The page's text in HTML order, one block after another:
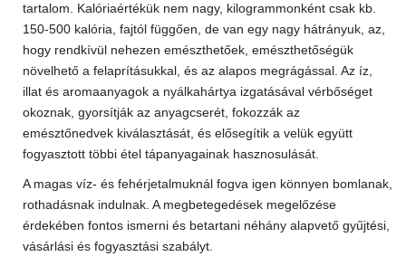
tartalom. Kalóriaértékük nem nagy, kilogrammonként csak kb.
150-500 kalória, fajtól függően, de van egy nagy hátrányuk, az,
hogy rendkívül nehezen emészthetőek, emészthetőségük
növelhető a felaprításukkal, és az alapos megrágással. Az íz,
illat és aromaanyagok a nyálkahártya izgatásával vérbőséget
okoznak, gyorsítják az anyagcserét, fokozzák az
emésztőnedvek kiválasztását, és elősegítik a velük együtt
fogyasztott többi étel tápanyagainak hasznosulását.
A magas víz- és fehérjetalmuknál fogva igen könnyen bomlanak,
rothadásnak indulnak. A megbetegedések megelőzése
érdekében fontos ismerni és betartani néhány alapvető gyűjtési,
vásárlási és fogyasztási szabályt.